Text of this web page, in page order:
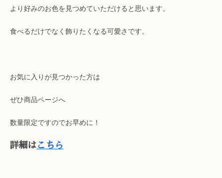
より好みのお色を見つめていただけると思います。
食べるだけでなく飾りたくなる可愛さです。
お気に入りが見つかった方は
ぜひ商品ページへ
数量限定ですのでお早めに！
詳細は こちら